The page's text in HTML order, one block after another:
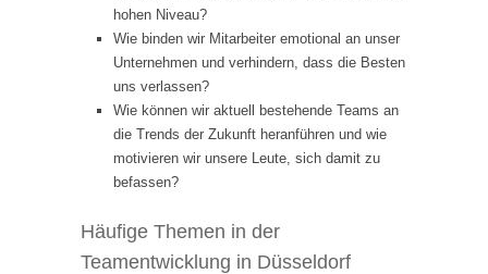
hohen Niveau?
Wie binden wir Mitarbeiter emotional an unser
Unternehmen und verhindern, dass die Besten
uns verlassen?
Wie können wir aktuell bestehende Teams an
die Trends der Zukunft heranführen und wie
motivieren wir unsere Leute, sich damit zu
befassen?
Häufige Themen in der
Teamentwicklung in Düsseldorf